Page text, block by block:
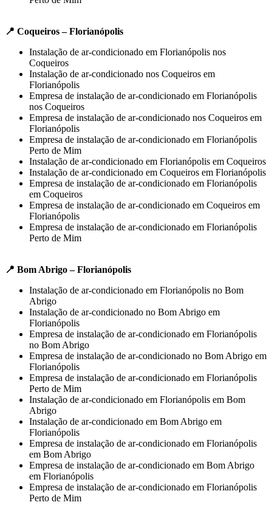
📍 Coqueiros – Florianópolis
Instalação de ar-condicionado em Florianópolis nos
Coqueiros
Instalação de ar-condicionado nos Coqueiros em
Florianópolis
Empresa de instalação de ar-condicionado em Florianópolis
nos Coqueiros
Empresa de instalação de ar-condicionado nos Coqueiros em
Florianópolis
Empresa de instalação de ar-condicionado em Florianópolis
Perto de Mim
Instalação de ar-condicionado em Florianópolis em Coqueiros
Instalação de ar-condicionado em Coqueiros em Florianópolis
Empresa de instalação de ar-condicionado em Florianópolis
em Coqueiros
Empresa de instalação de ar-condicionado em Coqueiros em
Florianópolis
Empresa de instalação de ar-condicionado em Florianópolis
Perto de Mim
📍 Bom Abrigo – Florianópolis
Instalação de ar-condicionado em Florianópolis no Bom
Abrigo
Instalação de ar-condicionado no Bom Abrigo em
Florianópolis
Empresa de instalação de ar-condicionado em Florianópolis
no Bom Abrigo
Empresa de instalação de ar-condicionado no Bom Abrigo em
Florianópolis
Empresa de instalação de ar-condicionado em Florianópolis
Perto de Mim
Instalação de ar-condicionado em Florianópolis em Bom
Abrigo
Instalação de ar-condicionado em Bom Abrigo em
Florianópolis
Empresa de instalação de ar-condicionado em Florianópolis
em Bom Abrigo
Empresa de instalação de ar-condicionado em Bom Abrigo
em Florianópolis
Empresa de instalação de ar-condicionado em Florianópolis
Perto de Mim